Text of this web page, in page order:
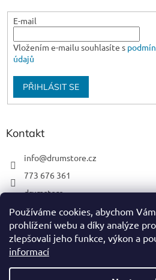
Používáme cookies, abychom
prohlížení webu a díky analýze
zlepšovali jeho funkce, výkon a
informací
E-mail
Vložením e-mailu souhlasíte s
údajů
PŘIHLÁSIT SE
Kontakt
info@drumstore.cz
773 676 361
drumstore
drumstore.cz
https://www.youtube.com/